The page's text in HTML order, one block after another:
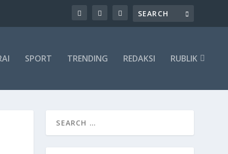
SPORT TRENDING REDAKSI RUBLIK